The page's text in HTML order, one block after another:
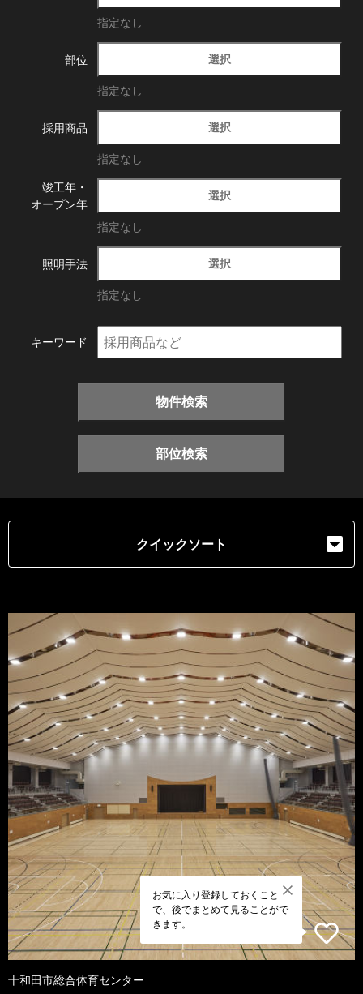
指定なし
部位 選択
指定なし
採用商品 選択
指定なし
竣工年・
オープン年
選択
指定なし
照明手法 選択
指定なし
キーワード
物件検索
部位検索
クイックソート
お気に入り登録しておくこと
で、後でまとめて見ることがで
きます。
十和田市総合体育センター